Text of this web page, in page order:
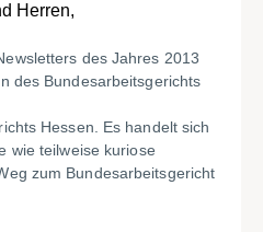
Herren,
des Jahres 2013
des Bundesarbeitsgerichts
Hessen. Es handelt sich
wie teilweise kuriose
zum Bundesarbeitsgericht